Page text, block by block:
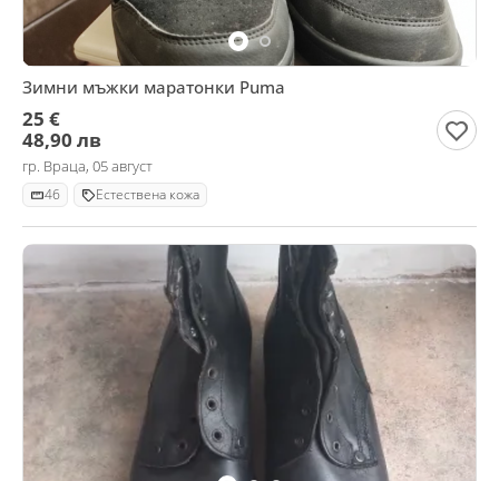
Зимни мъжки маратонки Puma
25 €
48,90 лв
гр. Враца, 05 август
46 Естествена кожа